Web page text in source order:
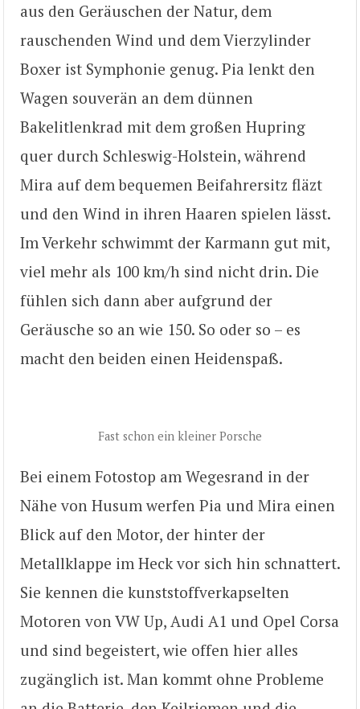
aus den Geräuschen der Natur, dem
rauschenden Wind und dem Vierzylinder
Boxer ist Symphonie genug. Pia lenkt den
Wagen souverän an dem dünnen
Bakelitlenkrad mit dem großen Hupring
quer durch Schleswig-Holstein, während
Mira auf dem bequemen Beifahrersitz fläzt
und den Wind in ihren Haaren spielen lässt.
Im Verkehr schwimmt der Karmann gut mit,
viel mehr als 100 km/h sind nicht drin. Die
fühlen sich dann aber aufgrund der
Geräusche so an wie 150. So oder so – es
macht den beiden einen Heidenspaß.
Fast schon ein kleiner Porsche
Bei einem Fotostop am Wegesrand in der
Nähe von Husum werfen Pia und Mira einen
Blick auf den Motor, der hinter der
Metallklappe im Heck vor sich hin schnattert.
Sie kennen die kunststoffverkapselten
Motoren von VW Up, Audi A1 und Opel Corsa
und sind begeistert, wie offen hier alles
zugänglich ist. Man kommt ohne Probleme